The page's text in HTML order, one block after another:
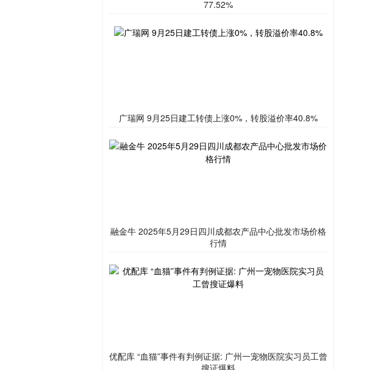
77.52%
广瑞网 9月25日建工转债上涨0%，转股溢价率40.8%
融金牛 2025年5月29日四川成都农产品中心批发市场价格
行情
优配库 “血猫”事件有判例证据: 广州一宠物医院实习员工曾
搜证爆料